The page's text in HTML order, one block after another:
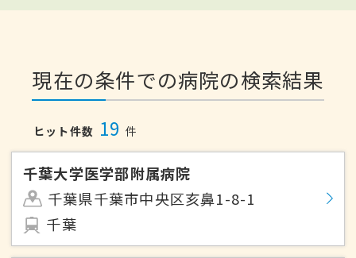
現在の条件での病院の検索結果
ヒット件数 19 件
千葉大学医学部附属病院
千葉県千葉市中央区亥鼻1-8-1
千葉